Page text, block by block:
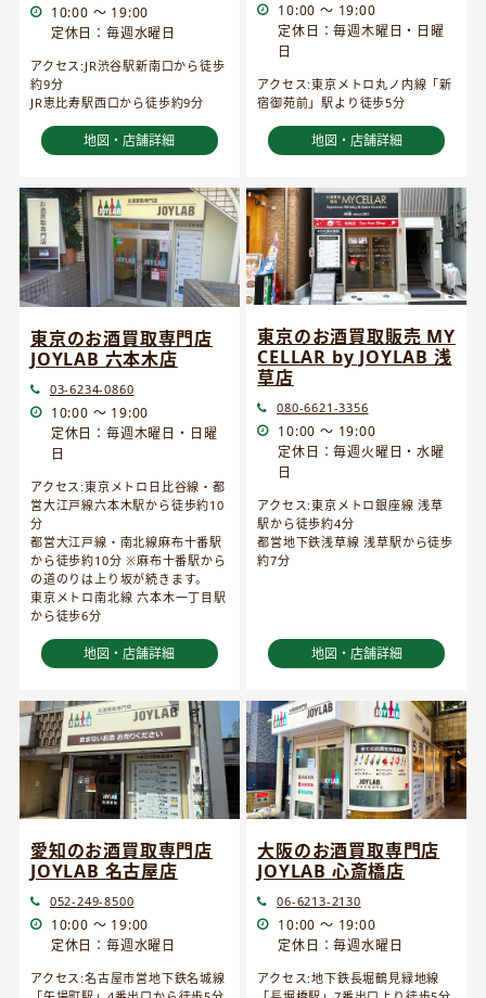
10:00 ～ 19:00
定休日：毎週水曜日
アクセス:JR渋谷駅新南口から徒歩
約9分
JR恵比寿駅西口から徒歩約9分
地図・店舗詳細
10:00 ～ 19:00
定休日：毎週木曜日・日曜
日
アクセス:東京メトロ丸ノ内線「新
宿御苑前」駅より徒歩5分
地図・店舗詳細
東京のお酒買取専門店
JOYLAB 六本木店
03-6234-0860
10:00 ～ 19:00
定休日：毎週木曜日・日曜
日
アクセス:東京メトロ日比谷線・都
営大江戸線六本木駅から徒歩約10
分
都営大江戸線・南北線麻布十番駅
から徒歩約10分 ※麻布十番駅から
の道のりは上り坂が続きます。
東京メトロ南北線 六本木一丁目駅
から徒歩6分
地図・店舗詳細
東京のお酒買取販売 MY
CELLAR by JOYLAB 浅
草店
080-6621-3356
10:00 ～ 19:00
定休日：毎週火曜日・水曜
日
アクセス:東京メトロ銀座線 浅草
駅から徒歩約4分
都営地下鉄浅草線 浅草駅から徒歩
約7分
地図・店舗詳細
愛知のお酒買取専門店
JOYLAB 名古屋店
052-249-8500
10:00 ～ 19:00
定休日：毎週水曜日
アクセス:名古屋市営地下鉄名城線
大阪のお酒買取専門店
JOYLAB 心斎橋店
06-6213-2130
10:00 ～ 19:00
定休日：毎週水曜日
アクセス:地下鉄長堀鶴見緑地線